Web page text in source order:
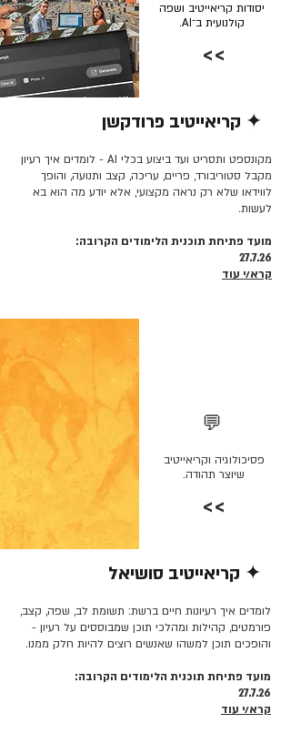
יסודות קריאייטיב ושפה
קולנועית ב־AI.
>>
✦ קריאייטיב פרודקשן
מקונספט ותסריט ועד ביצוע בכלי AI - לומדים איך רעיון
מקבל סטוריבורד, פריים, עריכה, קצב ותנועה, והופך
לווידאו שלא רק נראה מקצועי, אלא יודע מה הוא בא
לעשות.
מועד פתיחת תוכנית הלימודים הקרובה:
27.7.26
קרא/י עוד
💬
פסיכולוגיה וקריאייטיב
שיוצר תהודה.
>>
✦ קריאייטיב סושיאל
לומדים איך רעיונות חיים ברשת: תשומת לב, שפה, קצב,
פורמטים, קהילות ומהלכי תוכן שמבוססים על רעיון -
והופכים תוכן למשהו שאנשים רוצים להיות חלק ממנו.
מועד פתיחת תוכנית הלימודים הקרובה:
27.7.26
קרא/י עוד